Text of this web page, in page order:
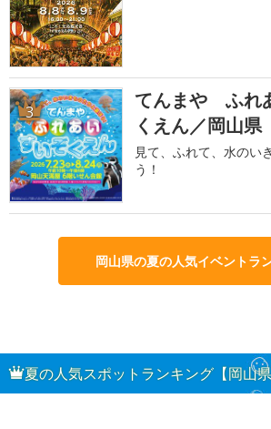
3
てんまや ふれ
くえん／岡山県
見て、ふれて、水のい
う！
岡山県の夏の人気イベントラ
夏の人気スポットランキング【岡山県